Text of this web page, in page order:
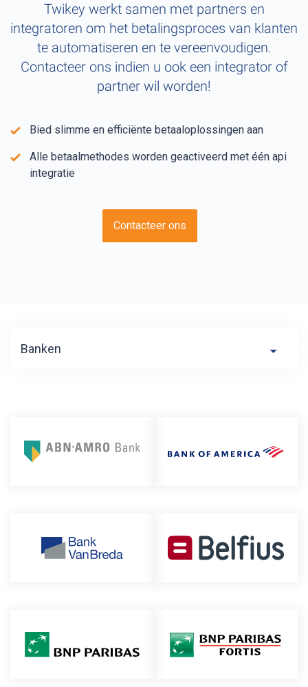
Twikey werkt samen met partners en
integratoren om het betalingsproces van klanten
te automatiseren en te vereenvoudigen.
Contacteer ons indien u ook een integrator of
partner wil worden!
Bied slimme en efficiënte betaaloplossingen aan
Alle betaalmethodes worden geactiveerd met één api
integratie
Contacteer ons
Banken